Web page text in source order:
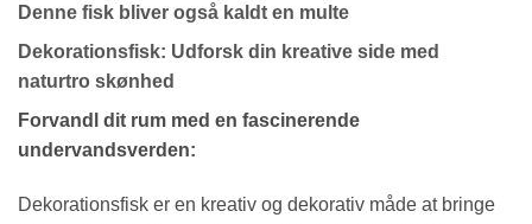
Denne fisk bliver også kaldt en multe
Dekorationsfisk: Udforsk din kreative side med
naturtro skønhed
Forvandl dit rum med en fascinerende
undervandsverden:
Dekorationsfisk er en kreativ og dekorativ måde at bringe